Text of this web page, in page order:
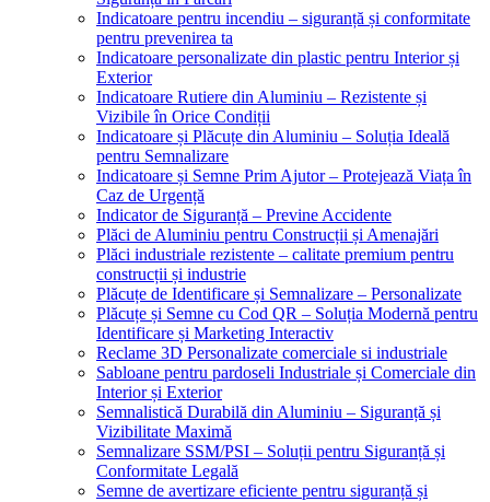
Indicatoare pentru incendiu – siguranță și conformitate
pentru prevenirea ta
Indicatoare personalizate din plastic pentru Interior și
Exterior
Indicatoare Rutiere din Aluminiu – Rezistente și
Vizibile în Orice Condiții
Indicatoare și Plăcuțe din Aluminiu – Soluția Ideală
pentru Semnalizare
Indicatoare și Semne Prim Ajutor – Protejează Viața în
Caz de Urgență
Indicator de Siguranță – Previne Accidente
Plăci de Aluminiu pentru Construcții și Amenajări
Plăci industriale rezistente – calitate premium pentru
construcții și industrie
Plăcuțe de Identificare și Semnalizare – Personalizate
Plăcuțe și Semne cu Cod QR – Soluția Modernă pentru
Identificare și Marketing Interactiv
Reclame 3D Personalizate comerciale si industriale
Sabloane pentru pardoseli Industriale și Comerciale din
Interior și Exterior
Semnalistică Durabilă din Aluminiu – Siguranță și
Vizibilitate Maximă
Semnalizare SSM/PSI – Soluții pentru Siguranță și
Conformitate Legală
Semne de avertizare eficiente pentru siguranță și